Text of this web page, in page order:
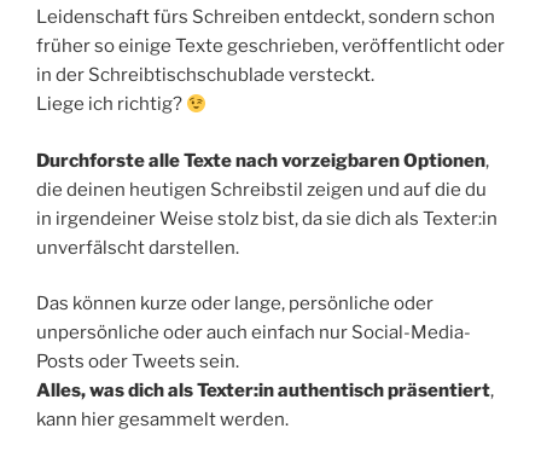
Leidenschaft fürs Schreiben entdeckt, sondern schon
früher so einige Texte geschrieben, veröffentlicht oder
in der Schreibtischschublade versteckt.
Liege ich richtig?
Durchforste alle Texte nach vorzeigbaren Optionen,
die deinen heutigen Schreibstil zeigen und auf die du
in irgendeiner Weise stolz bist, da sie dich als Texter:in
unverfälscht darstellen.
Das können kurze oder lange, persönliche oder
unpersönliche oder auch einfach nur Social-Media-
Posts oder Tweets sein.
Alles, was dich als Texter:in authentisch präsentiert,
kann hier gesammelt werden.